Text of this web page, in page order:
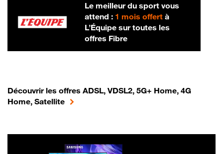
Le meilleur du sport vous
attend : 1 mois offertà
L’Équipe sur toutes les
offres Fibre
Découvrir les offres ADSL, VDSL2, 5G+ Home, 4G
Home, Satellite